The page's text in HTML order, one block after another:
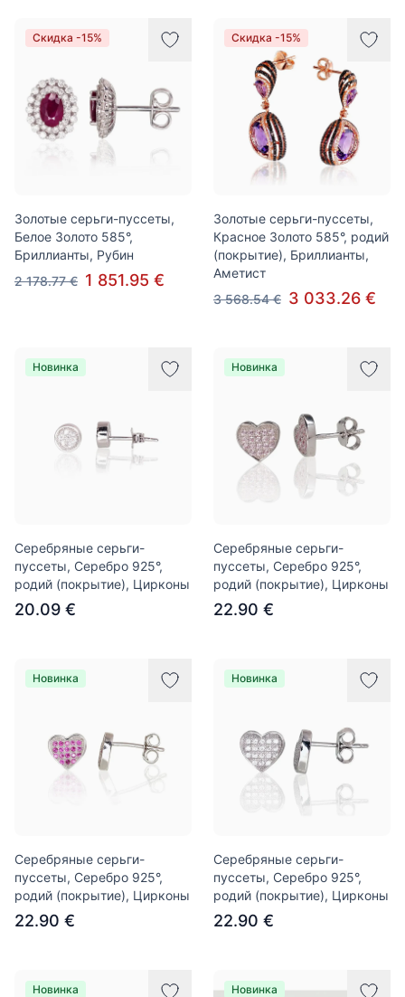
Скидка -15%
Золотые серьги-пуссеты,
Белое Золото 585°,
Бриллианты, Рубин
2 178.77 € 1 851.95 €
Скидка -15%
Золотые серьги-пуссеты,
Красное Золото 585°, родий
(покрытие), Бриллианты,
Аметист
3 568.54 € 3 033.26 €
Новинка
Серебряные серьги-
пуссеты, Серебро 925°,
родий (покрытие), Цирконы
20.09 €
Новинка
Серебряные серьги-
пуссеты, Серебро 925°,
родий (покрытие), Цирконы
22.90 €
Новинка
Серебряные серьги-
пуссеты, Серебро 925°,
родий (покрытие), Цирконы
22.90 €
Новинка
Серебряные серьги-
пуссеты, Серебро 925°,
родий (покрытие), Цирконы
22.90 €
Новинка Новинка